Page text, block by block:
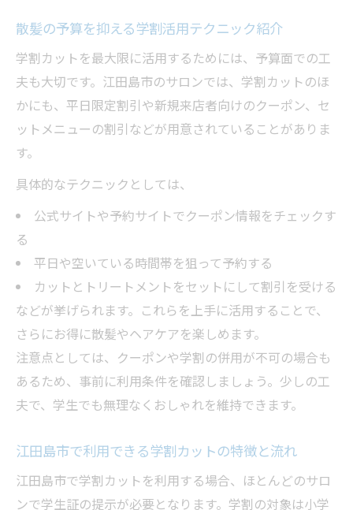
散髪の予算を抑える学割活用テクニック紹介
学割カットを最大限に活用するためには、予算面での工
夫も大切です。江田島市のサロンでは、学割カットのほ
かにも、平日限定割引や新規来店者向けのクーポン、セ
ットメニューの割引などが用意されていることがありま
す。
具体的なテクニックとしては、
公式サイトや予約サイトでクーポン情報をチェックす
る
平日や空いている時間帯を狙って予約する
カットとトリートメントをセットにして割引を受ける
などが挙げられます。これらを上手に活用することで、
さらにお得に散髪やヘアケアを楽しめます。
注意点としては、クーポンや学割の併用が不可の場合も
あるため、事前に利用条件を確認しましょう。少しの工
夫で、学生でも無理なくおしゃれを維持できます。
江田島市で利用できる学割カットの特徴と流れ
江田島市で学割カットを利用する場合、ほとんどのサロ
ンで学生証の提示が必要となります。学割の対象は小学